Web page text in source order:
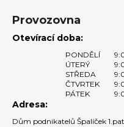
Provozovna
Otevírací doba:
PONDĚLÍ
ÚTERÝ
STŘEDA
ČTVRTEK
PÁTEK
Adresa:
Dům podnikatelů Špalíček